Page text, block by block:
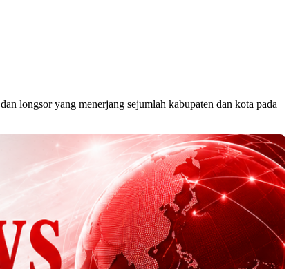
longsor yang menerjang sejumlah kabupaten dan kota pada